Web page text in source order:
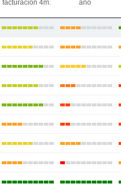
facturación 4m.
año